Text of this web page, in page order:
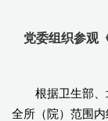
党委组织参观
根据卫生部、
全所（院）范围